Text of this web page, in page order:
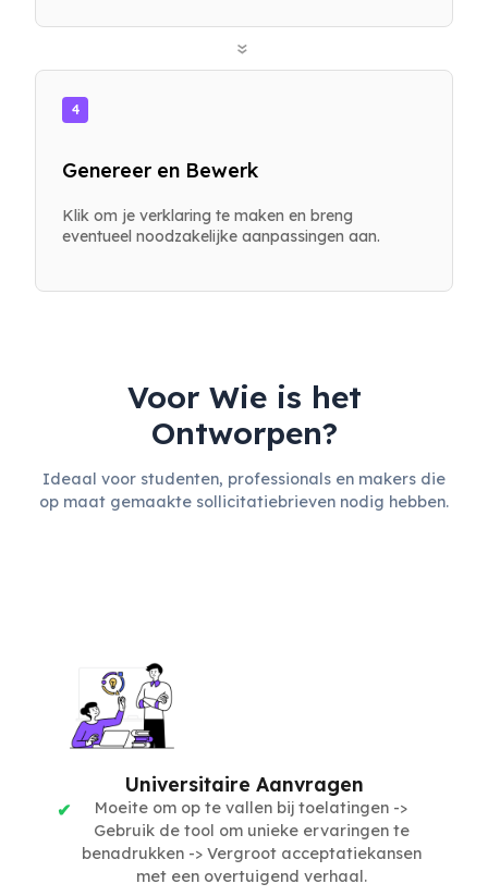
»
4
Genereer en Bewerk
Klik om je verklaring te maken en breng
eventueel noodzakelijke aanpassingen aan.
Voor Wie is het
Ontworpen?
Ideaal voor studenten, professionals en makers die
op maat gemaakte sollicitatiebrieven nodig hebben.
Universitaire Aanvragen
Moeite om op te vallen bij toelatingen ->
Gebruik de tool om unieke ervaringen te
benadrukken -> Vergroot acceptatiekansen
met een overtuigend verhaal.